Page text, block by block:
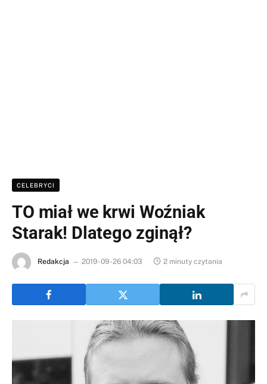
CELEBRYCI
TO miał we krwi Woźniak
Starak! Dlatego zginął?
Redakcja 2019-09-26 04:03 2 minuty czytania